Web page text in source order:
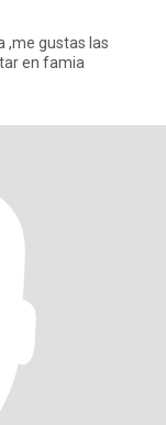
,me gustas las
en famia